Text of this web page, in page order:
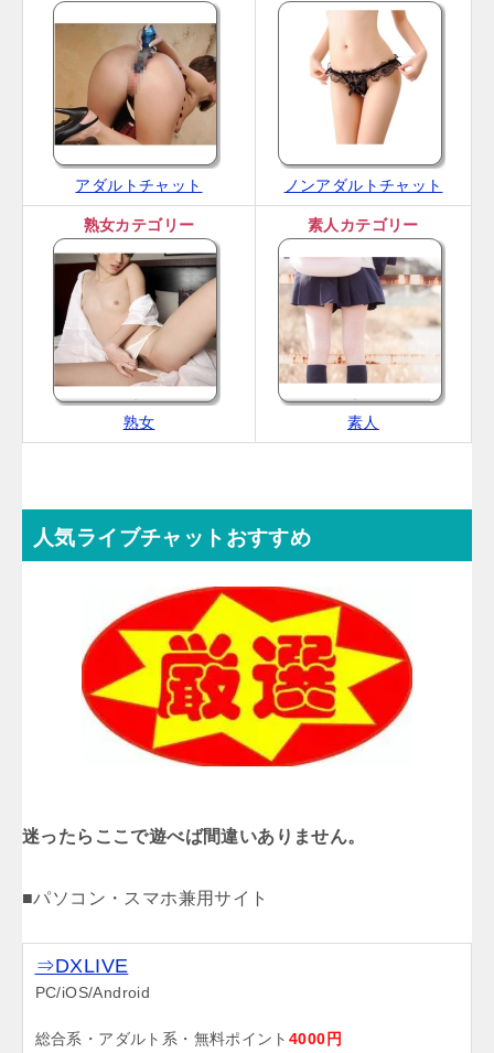
アダルトチャット ノンアダルトチャット
熟女カテゴリー
熟女
素人カテゴリー
素人
人気ライブチャットおすすめ
迷ったらここで遊べば間違いありません。
■パソコン・スマホ兼用サイト
⇒DXLIVE
PC/iOS/Android
総合系・アダルト系・無料ポイント 4000円